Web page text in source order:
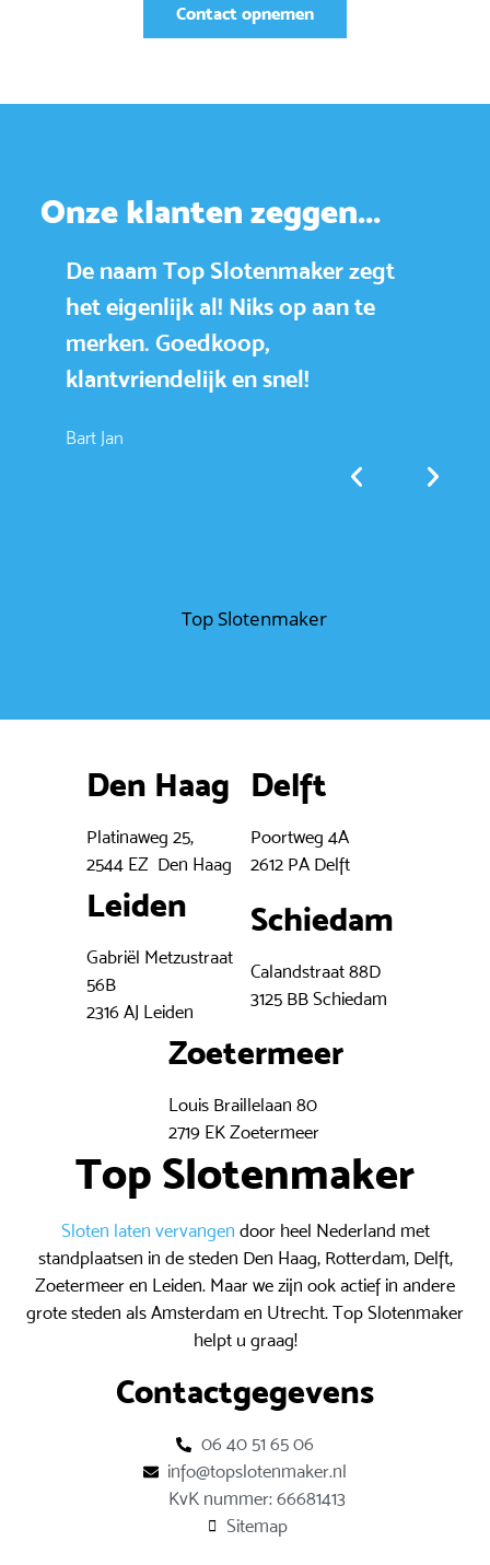
Contact opnemen
Onze klanten zeggen...
De naam Top Slotenmaker zegt
het eigenlijk al! Niks op aan te
merken. Goedkoop,
klantvriendelijk en snel!
Bart Jan
Den Haag
Platinaweg 25,
2544 EZ Den Haag
Delft
Poortweg 4A
2612 PA Delft
Leiden
Gabriël Metzustraat
56B
2316 AJ Leiden
Schiedam
Calandstraat 88D
3125 BB Schiedam
Zoetermeer
Louis Braillelaan 80
2719 EK Zoetermeer
Top Slotenmaker
Sloten laten vervangen door heel Nederland met
standplaatsen in de steden Den Haag, Rotterdam, Delft,
Zoetermeer en Leiden. Maar we zijn ook actief in andere
grote steden als Amsterdam en Utrecht. Top Slotenmaker
helpt u graag!
Contactgegevens
06 40 51 65 06
info@topslotenmaker.nl
KvK nummer: 66681413
Sitemap